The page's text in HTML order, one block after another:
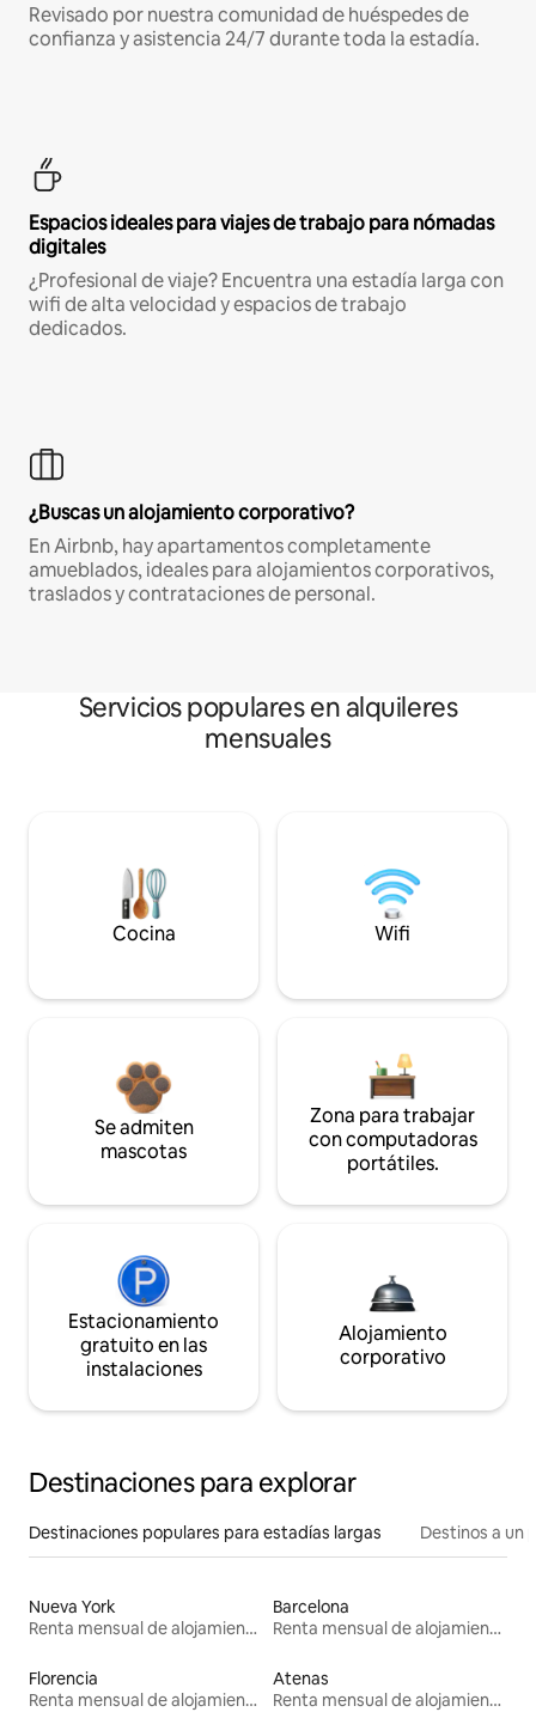
Revisado por nuestra comunidad de huéspedes de
confianza y asistencia 24/7 durante toda la estadía.
Espacios ideales para viajes de trabajo para nómadas
digitales
¿Profesional de viaje? Encuentra una estadía larga con
wifi de alta velocidad y espacios de trabajo
dedicados.
¿Buscas un alojamiento corporativo?
En Airbnb, hay apartamentos completamente
amueblados, ideales para alojamientos corporativos,
traslados y contrataciones de personal.
Servicios populares en alquileres
mensuales
Cocina Wifi
Se admiten
mascotas
Zona para trabajar
con computadoras
portátiles.
Estacionamiento
gratuito en las
instalaciones
Alojamiento
corporativo
Destinaciones para explorar
Destinaciones populares para estadías largas Destinos a un
Nueva York
Renta mensual de alojamientos
Barcelona
Renta mensual de alojamientos
Florencia
Renta mensual de alojamientos
Atenas
Renta mensual de alojamientos